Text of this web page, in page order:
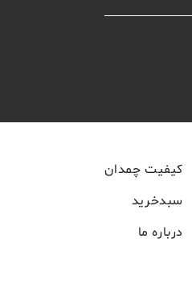
کیفیت چمدان
سبدخرید
درباره ما